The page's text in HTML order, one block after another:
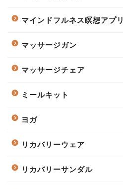
マインドフルネス瞑想アプリ
マッサージガン
マッサージチェア
ミールキット
ヨガ
リカバリーウェア
リカバリーサンダル